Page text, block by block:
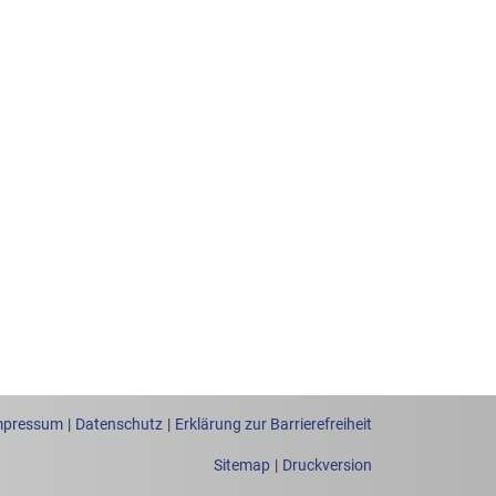
Datenschutz Erklärung zur Barrierefreiheit
Sitemap Druckversion